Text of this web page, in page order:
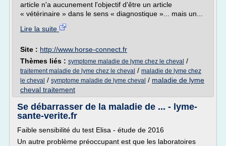
article n'a aucunement l'objectif d'être un article
« vétérinaire » dans le sens « diagnostique »... mais un...
Lire la suite
Site : http://www.horse-connect.fr
Thèmes liés : symptome maladie de lyme chez le cheval /
traitement maladie de lyme chez le cheval / maladie de lyme chez
le cheval / symptome maladie de lyme cheval / maladie de lyme
cheval traitement
Se débarrasser de la maladie de ... - lyme-
sante-verite.fr
Faible sensibilité du test Elisa - étude de 2016
Un autre problème préoccupant est que les laboratoires